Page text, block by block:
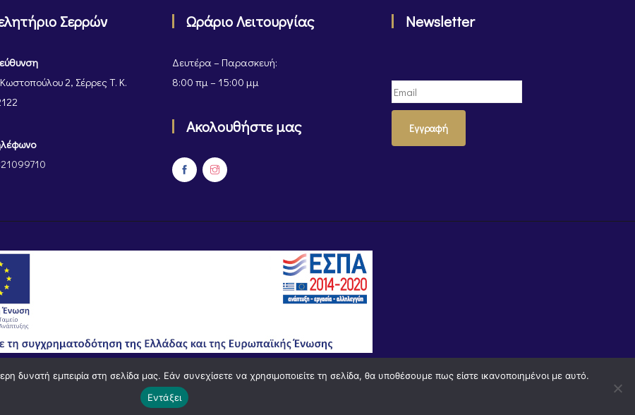
Σερρών
2, Σέρρες Τ. Κ.
Ωράριο Λειτουργίας
Δευτέρα – Παρασκευή:
8:00 πμ – 15:00 μμ
Ακολουθήστε μας
Newsletter
Εγγραφή
© Powered byKnowledge AE
δυνατή εμπειρία στη σελίδα μας. Εάν συνεχίσετε να χρησιμοποιείτε τη σελίδα, θα υποθέσουμε πως είστε ικανοποιημένοι με αυτό.
Εντάξει